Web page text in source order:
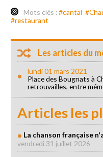
Mots clés :#cantal
#restaurant
Les articles du
lundi 01 mars 2021
Place des Bougnats à
retrouvailles, entre
Articles les
La chanson française
vendredi 31 juillet 2026